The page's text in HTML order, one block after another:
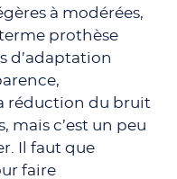
à modérées,
prothèse
d’adaptation
réduction du bruit
mais c’est un peu
Il faut que
faire